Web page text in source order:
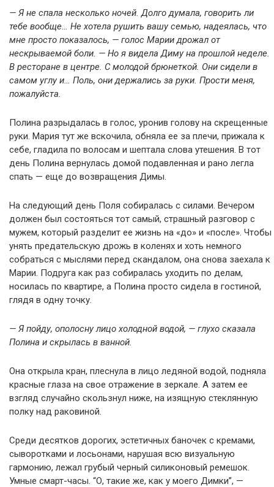
— Я не спала несколько ночей. Долго думала, говорить ли
тебе вообще… Не хотела рушить вашу семью, надеялась, что
мне просто показалось, — голос Марии дрожал от
нескрываемой боли. — Но я видела Диму на прошлой неделе.
В ресторане в центре. С молодой брюнеткой. Они сидели в
самом углу и… Поль, они держались за руки. Прости меня,
пожалуйста.
Полина разрыдалась в голос, уронив голову на скрещенные
руки. Мария тут же вскочила, обняла ее за плечи, прижала к
себе, гладила по волосам и шептала слова утешения. В тот
день Полина вернулась домой подавленная и рано легла
спать — еще до возвращения Димы.
На следующий день Поля собиралась с силами. Вечером
должен был состояться тот самый, страшный разговор с
мужем, который разделит ее жизнь на «до» и «после». Чтобы
унять предательскую дрожь в коленях и хоть немного
собраться с мыслями перед скандалом, она снова заехала к
Марии. Подруга как раз собиралась уходить по делам,
носилась по квартире, а Полина просто сидела в гостиной,
глядя в одну точку.
— Я пойду, ополосну лицо холодной водой, — глухо сказала
Полина и скрылась в ванной.
Она открыла кран, плеснула в лицо ледяной водой, подняла
красные глаза на свое отражение в зеркале. А затем ее
взгляд случайно скользнул ниже, на изящную стеклянную
полку над раковиной.
Среди десятков дорогих, эстетичных баночек с кремами,
сыворотками и лосьонами, нарушая всю визуальную
гармонию, лежал грубый черный силиконовый ремешок.
Умные смарт-часы. “О, такие же, как у моего Димки”, —